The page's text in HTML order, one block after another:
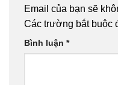
Email của bạn sẽ
Các trường bắt buộc
Bình luận *